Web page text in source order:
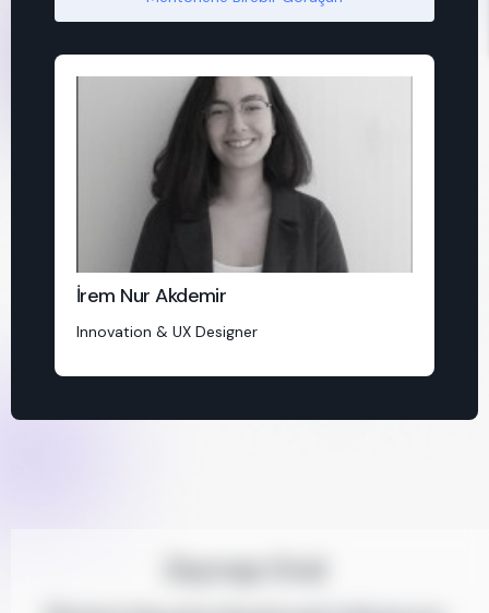
İrem Nur Akdemir
Innovation & UX Designer
Zeynep Oral